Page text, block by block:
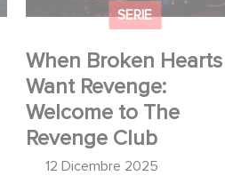
SERIE
When Broken Hearts
Want Revenge:
Welcome to The
Revenge Club
12 Dicembre 2025